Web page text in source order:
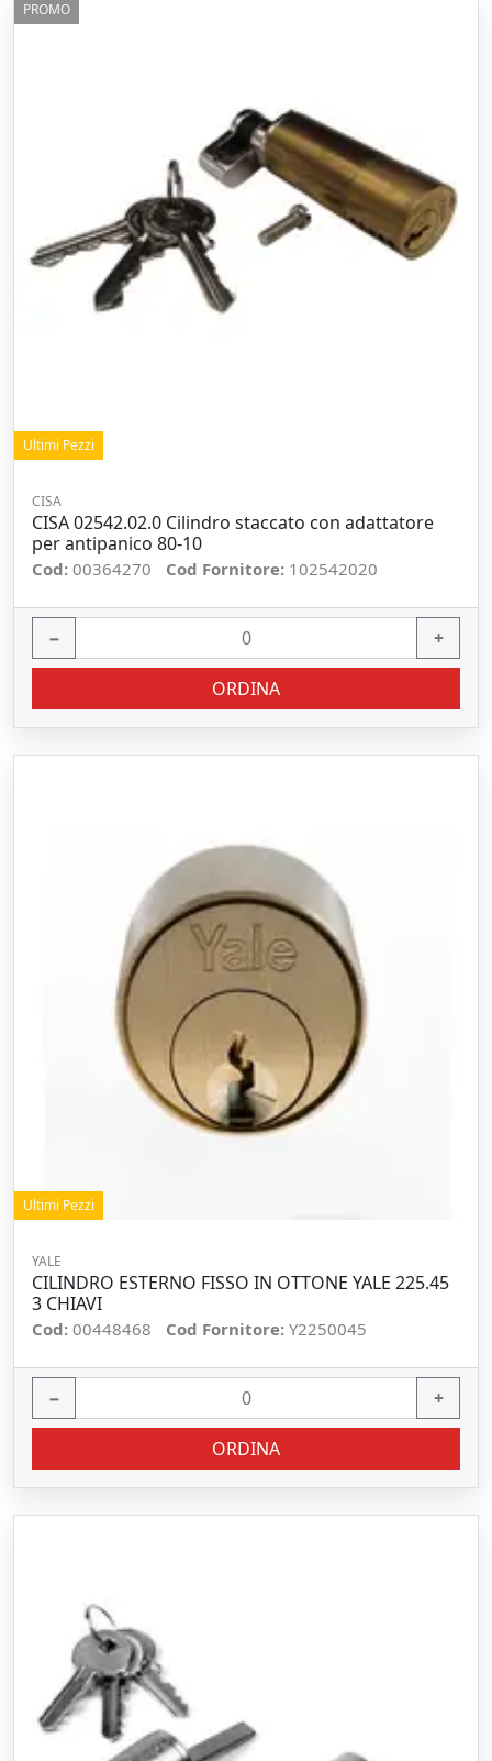
Ultimi Pezzi
PROMO
CISA
CISA 02542.02.0 Cilindro staccato con adattatore
per antipanico 80-10
Cod: 00364270 Cod Fornitore: 102542020
− +
ORDINA
Ultimi Pezzi
YALE
CILINDRO ESTERNO FISSO IN OTTONE YALE 225.45
3 CHIAVI
Cod: 00448468 Cod Fornitore: Y2250045
− +
ORDINA